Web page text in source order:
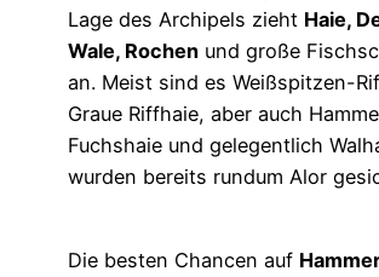
Lage des Archipels zieht Haie,
Wale, Rochen und große
an. Meist sind es Weißspitzen-
Graue Riffhaie, aber auch
Fuchshaie und gelegentlich
wurden bereits rundum Alor
Die besten Chancen auf